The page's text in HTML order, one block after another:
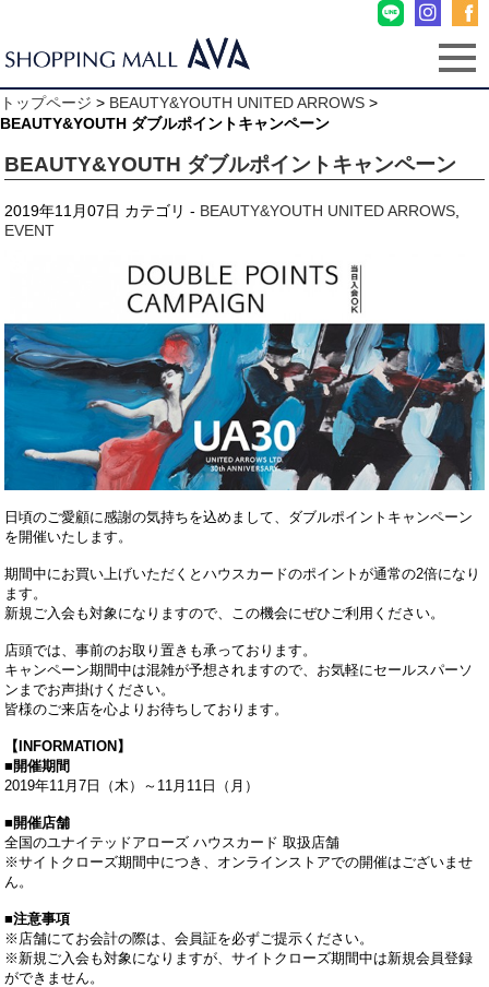
トップページ > BEAUTY&YOUTH UNITED ARROWS >
BEAUTY&YOUTH ダブルポイントキャンペーン
BEAUTY&YOUTH ダブルポイントキャンペーン
2019年11月07日 カテゴリ - BEAUTY&YOUTH UNITED ARROWS
EVENT
日頃のご愛顧に感謝の気持ちを込めまして、ダブルポイントキャンペーン
を開催いたします。
期間中にお買い上げいただくとハウスカードのポイントが通常の2倍になり
ます。
新規ご入会も対象になりますので、この機会にぜひご利用ください。
店頭では、事前のお取り置きも承っております。
キャンペーン期間中は混雑が予想されますので、お気軽にセールスパーソ
ンまでお声掛けください。
皆様のご来店を心よりお待ちしております。
【INFORMATION】
■開催期間
2019年11月7日（木）～11月11日（月）
■開催店舗
全国のユナイテッドアローズ ハウスカード 取扱店舗
※サイトクローズ期間中につき、オンラインストアでの開催はございませ
ん。
■注意事項
※店舗にてお会計の際は、会員証を必ずご提示ください。
※新規ご入会も対象になりますが、サイトクローズ期間中は新規会員登録
ができません。